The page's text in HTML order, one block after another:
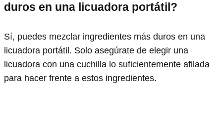
duros en una licuadora portátil?
Sí, puedes mezclar ingredientes más duros en una
licuadora portátil. Solo asegúrate de elegir una
licuadora con una cuchilla lo suficientemente afilada
para hacer frente a estos ingredientes.